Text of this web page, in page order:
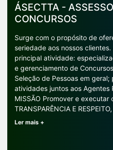
ÁSECTTA -
CONCURSOS
Surge com o propósito de
seriedade aos nossos
principal atividade:
e gerenciamento de
Seleção de Pessoas em
atividades juntos aos Agentes
MISSÃO Promover e executar
TRANSPARÊNCIA E
Ler mais +